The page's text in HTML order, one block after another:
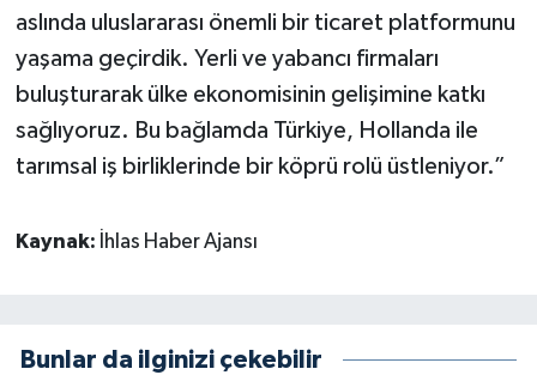
aslında uluslararası önemli bir ticaret platformunu
yaşama geçirdik. Yerli ve yabancı firmaları
buluşturarak ülke ekonomisinin gelişimine katkı
sağlıyoruz. Bu bağlamda Türkiye, Hollanda ile
tarımsal iş birliklerinde bir köprü rolü üstleniyor.”
Kaynak: İhlas Haber Ajansı
Bunlar da ilginizi çekebilir